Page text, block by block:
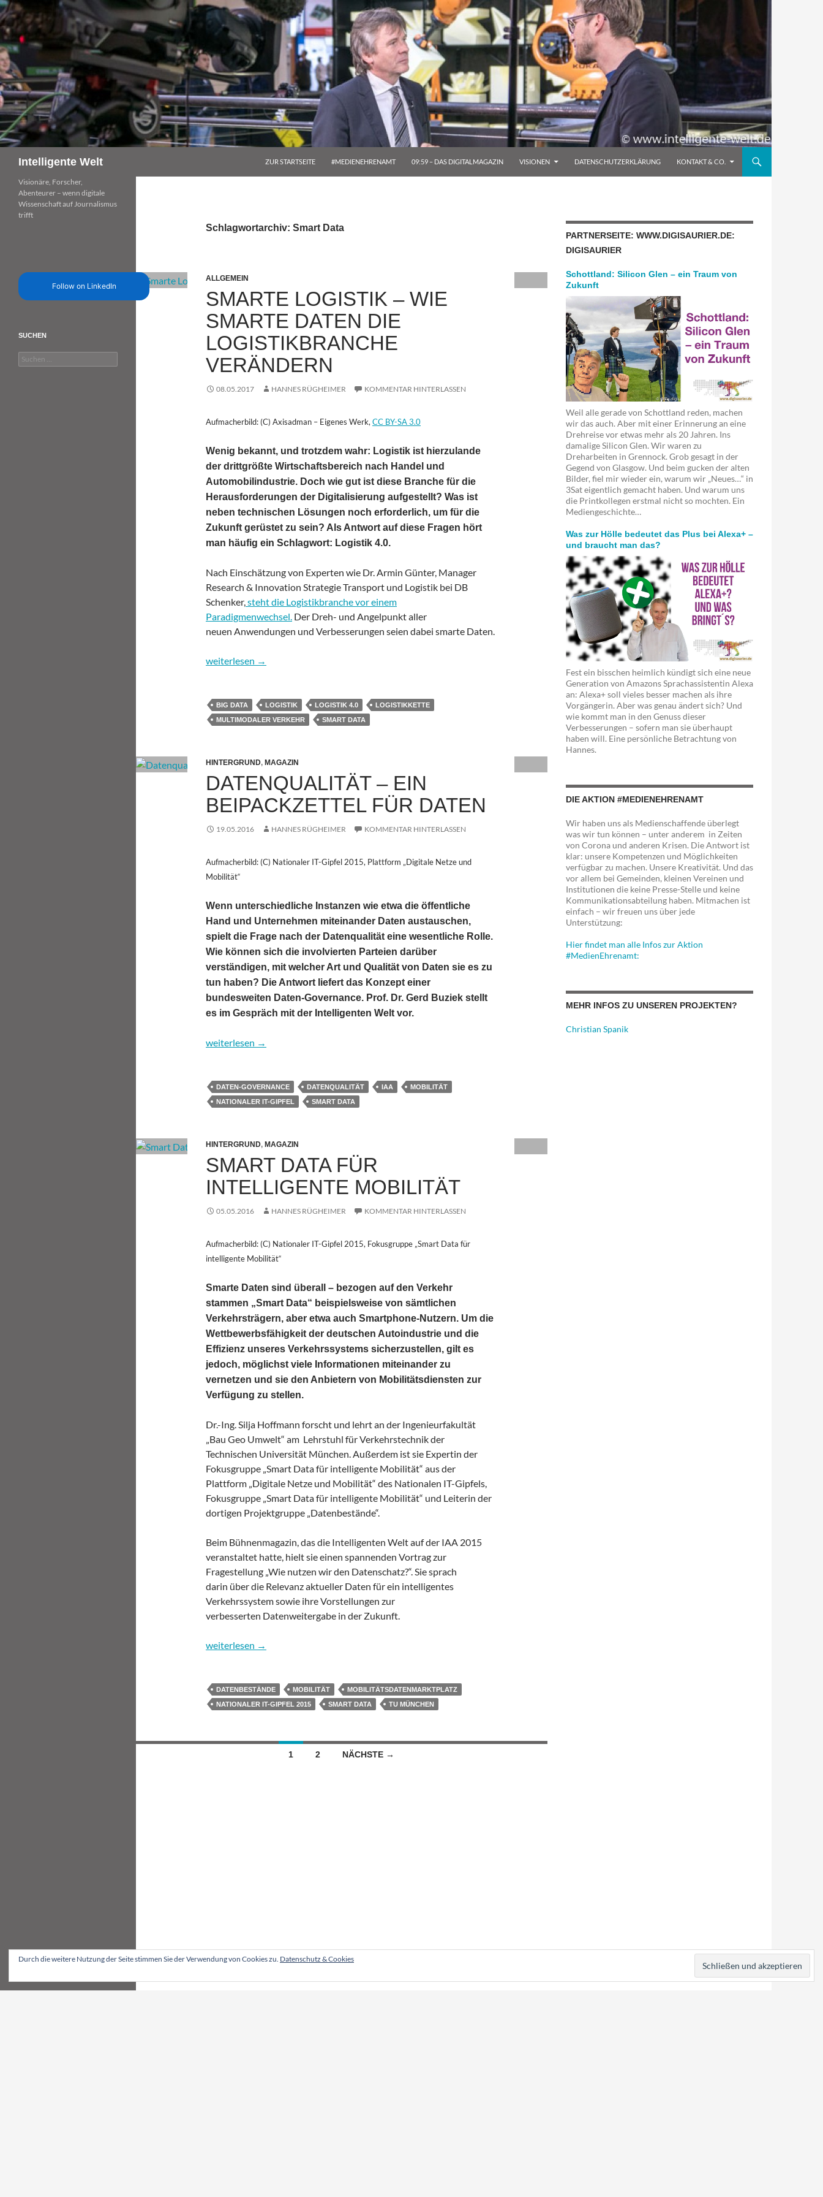
Zum
Inhalt
springen
Intelligente Welt ZUR STARTSEITE #MEDIENEHRENAMT 09:59 – DAS DIGITALMAGAZIN VISIONEN DATENSCHUTZERKLÄRUNG KONTAKT & CO.
Schlagwortarchiv: Smart Data
ALLGEMEIN
SMARTE LOGISTIK – WIE
SMARTE DATEN DIE
LOGISTIKBRANCHE
VERÄNDERN
08.05.2017 HANNES RÜGHEIMER KOMMENTAR HINTERLASSEN
Aufmacherbild: (C) Axisadman – Eigenes Werk, CC BY-SA 3.0
Wenig bekannt, und trotzdem wahr: Logistik ist hierzulande
der drittgrößte Wirtschaftsbereich nach Handel und
Automobilindustrie. Doch wie gut ist diese Branche für die
Herausforderungen der Digitalisierung aufgestellt? Was ist
neben technischen Lösungen noch erforderlich, um für die
Zukunft gerüstet zu sein? Als Antwort auf diese Fragen hört
man häufig ein Schlagwort: Logistik 4.0.
Nach Einschätzung von Experten wie Dr. Armin Günter, Manager
Research & Innovation Strategie Transport und Logistik bei DB
Schenker,steht die Logistikbranche vor einem
Paradigmenwechsel. Der Dreh- und Angelpunkt aller
neuen Anwendungen und Verbesserungen seien dabei smarte Daten.
Smarte Logistik – wie smarte Daten die Logistikbranche verändern
weiterlesen →
BIG DATA LOGISTIK LOGISTIK 4.0
LOGISTIKKETTE
MULTIMODALER VERKEHR
SMART DATA
HINTERGRUND, MAGAZIN
DATENQUALITÄT – EIN
BEIPACKZETTEL FÜR DATEN
19.05.2016 HANNES RÜGHEIMER KOMMENTAR HINTERLASSEN
Aufmacherbild: (C) Nationaler IT-Gipfel 2015, Plattform „Digitale Netze und
Mobilität“
Wenn unterschiedliche Instanzen wie etwa die öffentliche
Hand und Unternehmen miteinander Daten austauschen,
spielt die Frage nach der Datenqualität eine wesentliche Rolle.
Wie können sich die involvierten Parteien darüber
verständigen, mit welcher Art und Qualität von Daten sie es zu
tun haben? Die Antwort liefert das Konzept einer
bundesweiten Daten-Governance. Prof. Dr. Gerd Buziek stellt
es im Gespräch mit der Intelligenten Welt vor.
Datenqualität – ein Beipackzettel für Daten
weiterlesen →
DATEN-GOVERNANCE DATENQUALITÄT IAA
MOBILITÄT
NATIONALER IT-GIPFEL
SMART DATA
HINTERGRUND, MAGAZIN
SMART DATA FÜR
INTELLIGENTE MOBILITÄT
05.05.2016 HANNES RÜGHEIMER KOMMENTAR HINTERLASSEN
Aufmacherbild: (C) Nationaler IT-Gipfel 2015, Fokusgruppe „Smart Data für
intelligente Mobilität“
Smarte Daten sind überall – bezogen auf den Verkehr
stammen „Smart Data“ beispielsweise von sämtlichen
Verkehrsträgern, aber etwa auch Smartphone-Nutzern. Um die
Wettbewerbsfähigkeit der deutschen Autoindustrie und die
Effizienz unseres Verkehrssystems sicherzustellen, gilt es
jedoch, möglichst viele Informationen miteinander zu
vernetzen und sie den Anbietern von Mobilitätsdiensten zur
Verfügung zu stellen.
Dr.-Ing. Silja Hoffmann forscht und lehrt an der Ingenieurfakultät
„Bau Geo Umwelt“ am Lehrstuhl für Verkehrstechnik der
Technischen Universität München. Außerdem ist sie Expertin der
Fokusgruppe „Smart Data für intelligente Mobilität“ aus der
Plattform „Digitale Netze und Mobilität“ des Nationalen IT-Gipfels,
Fokusgruppe „Smart Data für intelligente Mobilität“ und Leiterin der
dortigen Projektgruppe „Datenbestände“.
Beim Bühnenmagazin, das die Intelligenten Welt auf der IAA 2015
veranstaltet hatte, hielt sie einen spannenden Vortrag zur
Fragestellung „Wie nutzen wir den Datenschatz?“. Sie sprach
darin über die Relevanz aktueller Daten für ein intelligentes
Verkehrssystem sowie ihre Vorstellungen zur
verbesserten Datenweitergabe in der Zukunft.
Smart Data für intelligente Mobilität
weiterlesen →
DATENBESTÄNDE MOBILITÄT
MOBILITÄTSDATENMARKTPLATZ
NATIONALER IT-GIPFEL 2015
SMART DATA TU MÜNCHEN
1 2 NÄCHSTE →
PARTNERSEITE: WWW.DIGISAURIER.DE:
DIGISAURIER
Schottland: Silicon Glen – ein Traum von
Zukunft
Weil alle gerade von Schottland reden, machen
wir das auch. Aber mit einer Erinnerung an eine
Drehreise vor etwas mehr als 20 Jahren. Ins
damalige Silicon Glen. Wir waren zu
Dreharbeiten in Grennock. Grob gesagt in der
Gegend von Glasgow. Und beim gucken der alten
Bilder, fiel mir wieder ein, warum wir „Neues…“ in
3Sat eigentlich gemacht haben. Und warum uns
die Printkollegen erstmal nicht so mochten. Ein
Mediengeschichte…
Was zur Hölle bedeutet das Plus bei Alexa+ –
und braucht man das?
Fest ein bisschen heimlich kündigt sich eine neue
Generation von Amazons Sprachassistentin Alexa
an: Alexa+ soll vieles besser machen als ihre
Vorgängerin. Aber was genau ändert sich? Und
wie kommt man in den Genuss dieser
Verbesserungen – sofern man sie überhaupt
haben will. Eine persönliche Betrachtung von
Hannes.
DIE AKTION #MEDIENEHRENAMT
Wir haben uns als Medienschaffende überlegt
was wir tun können – unter anderem in Zeiten
von Corona und anderen Krisen. Die Antwort ist
klar: unsere Kompetenzen und Möglichkeiten
verfügbar zu machen. Unsere Kreativität. Und das
vor allem bei Gemeinden, kleinen Vereinen und
Institutionen die keine Presse-Stelle und keine
Kommunikationsabteilung haben. Mitmachen ist
einfach – wir freuen uns über jede
Unterstützung:
Hier findet man alle Infos zur Aktion
#MedienEhrenamt:
MEHR INFOS ZU UNSEREN PROJEKTEN?
Christian Spanik
Visionäre, Forscher,
Abenteurer – wenn digitale
Wissenschaft auf Journalismus
trifft
Follow on LinkedIn
SUCHEN
Suchen
nach:
Durch die weitere Nutzung der Seite stimmen Sie der Verwendung von Cookies zu. Datenschutz & Cookies